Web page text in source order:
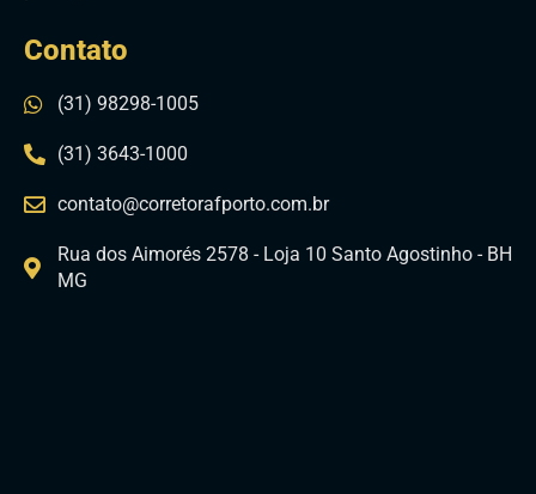
Contato
(31) 98298-1005
(31) 3643-1000
contato@corretorafporto.com.br
Rua dos Aimorés 2578 - Loja 10 Santo Agostinho - BH
MG